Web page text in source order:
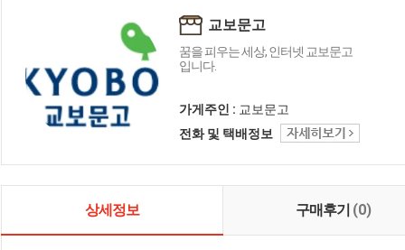
교보문고
꿈을 피우는 세상, 인터넷 교보문고
입니다.
가게주인 : 교보문고
전화 및 택배정보
상세정보 구매후기 (0)